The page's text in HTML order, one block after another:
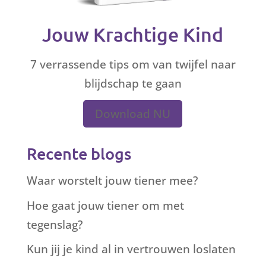
Jouw Krachtige Kind
7 verrassende tips om van twijfel naar
blijdschap te gaan
Download NU
Recente blogs
Waar worstelt jouw tiener mee?
Hoe gaat jouw tiener om met
tegenslag?
Kun jij je kind al in vertrouwen loslaten